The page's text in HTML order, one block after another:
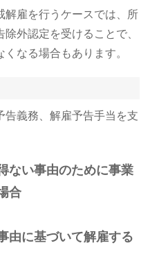
解雇を行うケースでは、所
外認定を受けることで、
なる場合もあります。
告義務、解雇予告手当を支
ない事由のために事業
合
由に基づいて解雇する